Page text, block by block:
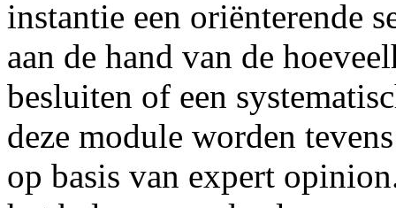
instantie een oriënterende
aan de hand van de
besluiten of een
deze module worden
op basis van expert